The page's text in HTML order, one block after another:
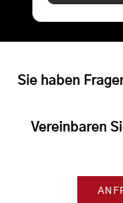
Sie haben
Vereinbaren